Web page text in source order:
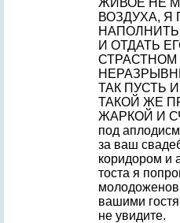
ЖИВОЕ НЕ
ВОЗДУХА,
И ОТДАТЬ
СТРАСТНОМ
ТАК ПУСТЬ
ТАКОЙ ЖЕ
ЖАРКОЙ И
под
за ваш
коридором и
тоста я
вашими
не увидите.